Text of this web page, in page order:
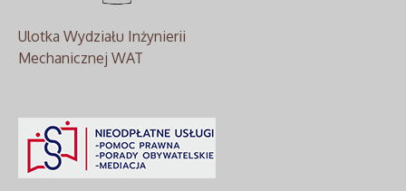
Ulotka Wydziału Inżynierii
Mechanicznej WAT